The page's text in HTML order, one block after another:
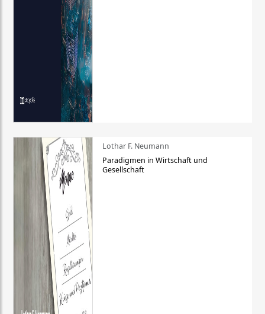
Lothar F. Neumann
Paradigmen in Wirtschaft und
Gesellschaft